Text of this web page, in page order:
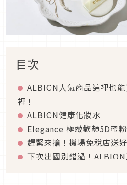
目次
ALBION人氣商品這裡也
裡！
ALBION健康化妝水
Elegance 極緻歡顏5D蜜
趕緊來搶！機場免稅店送
下次出國別錯過！